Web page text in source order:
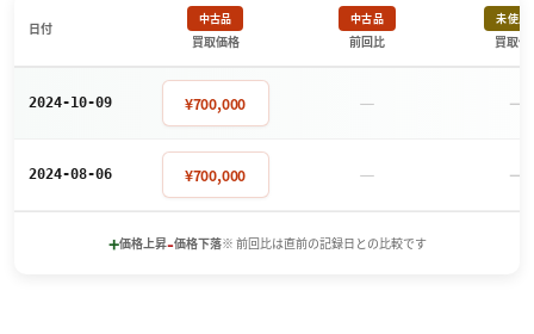
日付
中古品
買取価格
中古品
前回比
未使用
買取価
2024-10-09 ¥700,000 － －
2024-08-06 ¥700,000 － －
+価格上昇-価格下落※ 前回比は直前の記録日との比較です